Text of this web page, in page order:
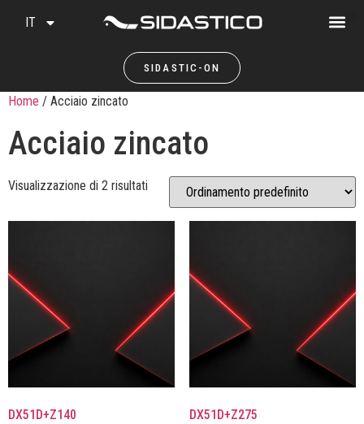
SIDASTIC-ON
IT
Home / Acciaio zincato
Acciaio zincato
Visualizzazione di 2 risultati
DX51D+Z140 DX51D+Z275